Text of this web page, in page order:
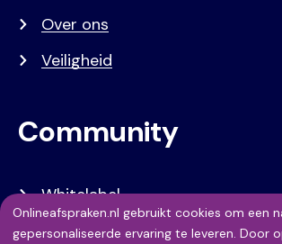
Over ons
Veiligheid
Community
Whitelabel
Developers
Onlineafspraken.nl gebruikt cookies om een
gepersonaliseerde ervaring te leveren. Door